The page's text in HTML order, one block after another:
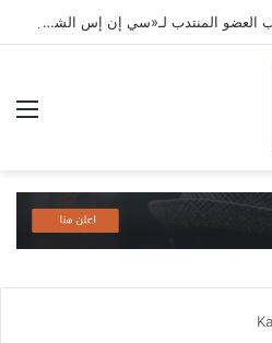
مارك فيلينتورف يتولى منصب العضو المنتدب لـ«سي إن إس الشرق الأوسط» ويشرف على شركات قطاع التكنولوجيا ضمن مجموعة غباش